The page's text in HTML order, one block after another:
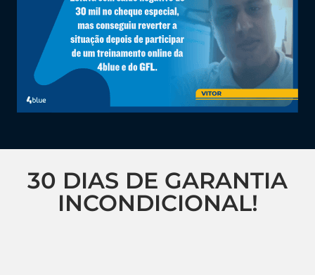
30 DIAS DE GARANTIA
INCONDICIONAL!